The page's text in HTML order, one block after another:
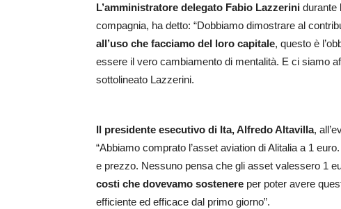
L’amministratore delegato Fabio Lazzerini durante
compagnia, ha detto: “Dobbiamo dimostrare al
all’uso che facciamo del loro capitale, questo è
essere il vero cambiamento di mentalità. E ci siamo
sottolineato Lazzerini.
Il presidente esecutivo di Ita, Alfredo Altavilla,
“Abbiamo comprato l’asset aviation di Alitalia a 1
e prezzo. Nessuno pensa che gli asset valessero 1
costi che dovevamo sostenere per poter avere
efficiente ed efficace dal primo giorno”.